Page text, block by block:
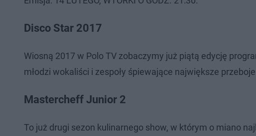
Disco Star 2017
Wiosną 2017 w Polo TV zobaczymy już piątą edycję
młodzi wokaliści i zespoły śpiewające największe
Mastercheff Junior 2
To już drugi sezon kulinarnego show, w którym o miano